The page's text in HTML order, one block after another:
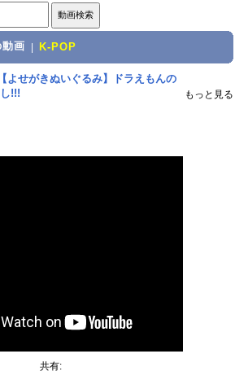
動画 K-POP
【よせがきぬいぐるみ】ドラえもんの
!!!
もっと見る
共有: